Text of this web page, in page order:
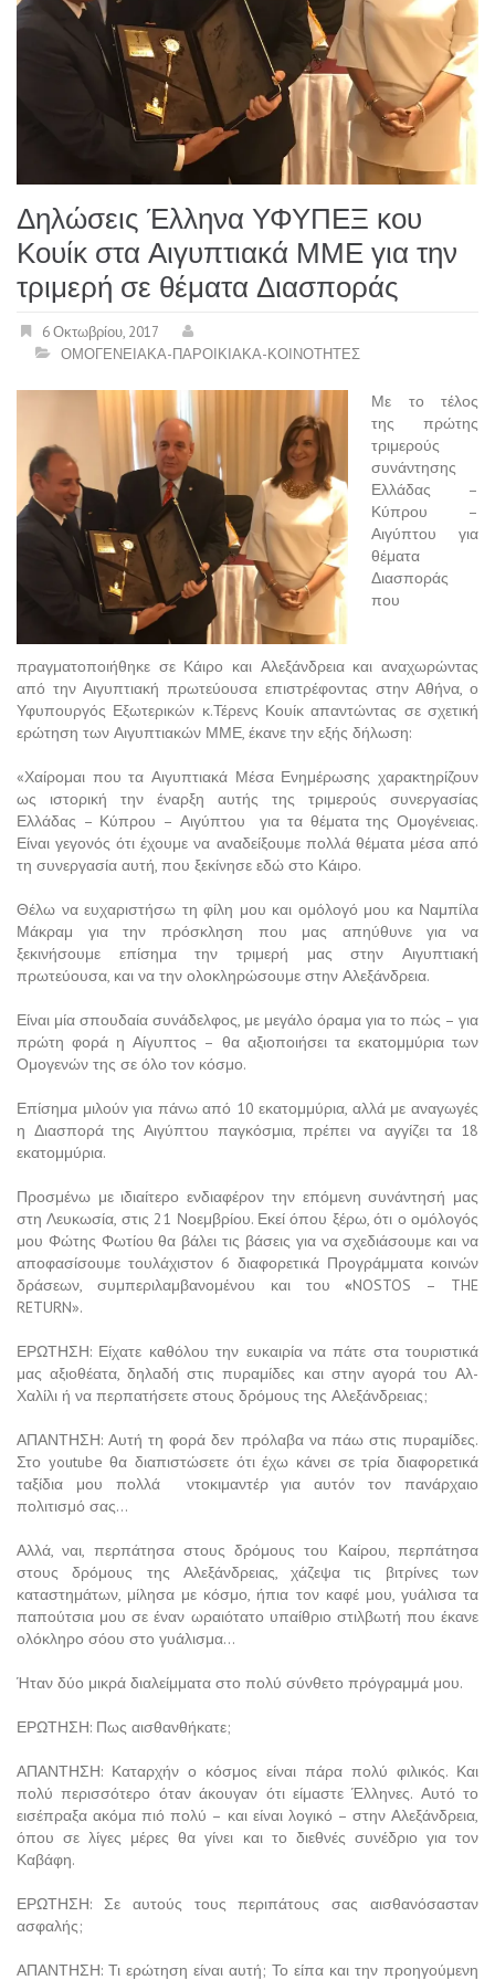
Δηλώσεις Έλληνα ΥΦΥΠΕΞ κου
Κουίκ στα Αιγυπτιακά ΜΜΕ για την
τριμερή σε θέματα Διασποράς
6 Οκτωβρίου, 2017
ΟΜΟΓΕΝΕΙΑΚΑ-ΠΑΡΟΙΚΙΑΚΑ-ΚΟΙΝΟΤΗΤΕΣ
Με το τέλος
της πρώτης
τριμερούς
συνάντησης
Ελλάδας –
Κύπρου –
Αιγύπτου για
θέματα
Διασποράς
που
πραγματοποιήθηκε σε Κάιρο και Αλεξάνδρεια και αναχωρώντας
από την Αιγυπτιακή πρωτεύουσα επιστρέφοντας στην Αθήνα, ο
Υφυπουργός Εξωτερικών κ.Τέρενς Κουίκ απαντώντας σε σχετική
ερώτηση των Αιγυπτιακών ΜΜΕ, έκανε την εξής δήλωση:
«Χαίρομαι που τα Αιγυπτιακά Μέσα Ενημέρωσης χαρακτηρίζουν
ως ιστορική την έναρξη αυτής της τριμερούς συνεργασίας
Ελλάδας – Κύπρου – Αιγύπτου για τα θέματα της Ομογένειας.
Είναι γεγονός ότι έχουμε να αναδείξουμε πολλά θέματα μέσα από
τη συνεργασία αυτή, που ξεκίνησε εδώ στο Κάιρο.
Θέλω να ευχαριστήσω τη φίλη μου και ομόλογό μου κα Ναμπίλα
Μάκραμ για την πρόσκληση που μας απηύθυνε για να
ξεκινήσουμε επίσημα την τριμερή μας στην Αιγυπτιακή
πρωτεύουσα, και να την ολοκληρώσουμε στην Αλεξάνδρεια.
Είναι μία σπουδαία συνάδελφος, με μεγάλο όραμα για το πώς – για
πρώτη φορά η Αίγυπτος – θα αξιοποιήσει τα εκατομμύρια των
Ομογενών της σε όλο τον κόσμο.
Επίσημα μιλούν για πάνω από 10 εκατομμύρια, αλλά με αναγωγές
η Διασπορά της Αιγύπτου παγκόσμια, πρέπει να αγγίζει τα 18
εκατομμύρια.
Προσμένω με ιδιαίτερο ενδιαφέρον την επόμενη συνάντησή μας
στη Λευκωσία, στις 21 Νοεμβρίου. Εκεί όπου ξέρω, ότι ο ομόλογός
μου Φώτης Φωτίου θα βάλει τις βάσεις για να σχεδιάσουμε και να
αποφασίσουμε τουλάχιστον 6 διαφορετικά Προγράμματα κοινών
δράσεων, συμπεριλαμβανομένου και του «NOSTOS – THE
RETURN».
ΕΡΩΤΗΣΗ: Είχατε καθόλου την ευκαιρία να πάτε στα τουριστικά
μας αξιοθέατα, δηλαδή στις πυραμίδες και στην αγορά του Αλ-
Χαλίλι ή να περπατήσετε στους δρόμους της Αλεξάνδρειας;
ΑΠΑΝΤΗΣΗ: Αυτή τη φορά δεν πρόλαβα να πάω στις πυραμίδες.
Στο youtube θα διαπιστώσετε ότι έχω κάνει σε τρία διαφορετικά
ταξίδια μου πολλά ντοκιμαντέρ για αυτόν τον πανάρχαιο
πολιτισμό σας…
Αλλά, ναι, περπάτησα στους δρόμους του Καίρου, περπάτησα
στους δρόμους της Αλεξάνδρειας, χάζεψα τις βιτρίνες των
καταστημάτων, μίλησα με κόσμο, ήπια τον καφέ μου, γυάλισα τα
παπούτσια μου σε έναν ωραιότατο υπαίθριο στιλβωτή που έκανε
ολόκληρο σόου στο γυάλισμα…
Ήταν δύο μικρά διαλείμματα στο πολύ σύνθετο πρόγραμμά μου.
ΕΡΩΤΗΣΗ: Πως αισθανθήκατε;
ΑΠΑΝΤΗΣΗ: Καταρχήν ο κόσμος είναι πάρα πολύ φιλικός. Και
πολύ περισσότερο όταν άκουγαν ότι είμαστε Έλληνες. Αυτό το
εισέπραξα ακόμα πιό πολύ – και είναι λογικό – στην Αλεξάνδρεια,
όπου σε λίγες μέρες θα γίνει και το διεθνές συνέδριο για τον
Καβάφη.
ΕΡΩΤΗΣΗ: Σε αυτούς τους περιπάτους σας αισθανόσασταν
ασφαλής;
ΑΠΑΝΤΗΣΗ: Τι ερώτηση είναι αυτή; Το είπα και την προηγούμενη